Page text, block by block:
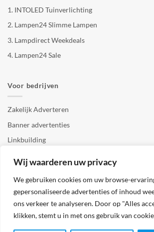
Wij waarderen uw privacy
We gebruiken cookies om uw browse-
gepersonaliseerde advertenties of inhoud
ons verkeer te analyseren. Door op "Alles
klikken, stemt u in met ons gebruik van
1. INTOLED Tuinverlichting
2. Lampen24 Slimme Lampen
3. Lampdirect Weekdeals
4. Lampen24 Sale
Voor bedrijven
Zakelijk Adverteren
Banner advertenties
Linkbuilding